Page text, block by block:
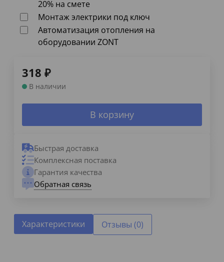
20% на смете
Монтаж электрики под ключ
Автоматизация отопления на
оборудовании ZONT
318 ₽
В наличии
В корзину
Быстрая доставка
Комплексная поставка
Гарантия качества
Обратная связь
Характеристики Отзывы (0)